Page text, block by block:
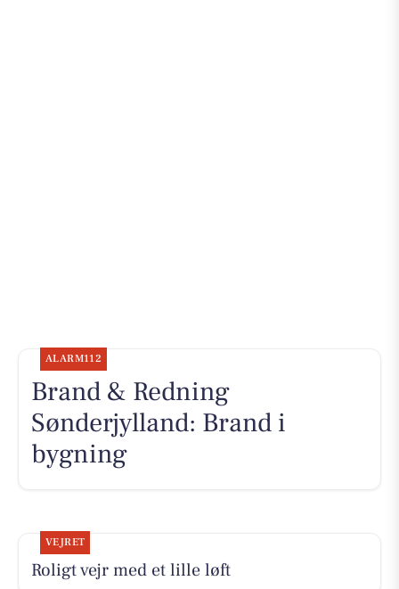
ALARM112
Brand & Redning
Sønderjylland: Brand i
bygning
VEJRET
Roligt vejr med et lille løft